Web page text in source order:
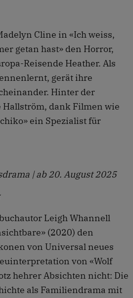
Cline in «Ich weiss,
getan hast» den Horror,
Reisende Heather. Als
gerät ihre
Hinter der
Hallström, dank Filmen wie
ein Spezialist für
| ab 20. August 2025
Leigh Whannell
(2020) den
von Universal neues
von «Wolf
hehrer Absichten nicht: Die
als Familiendrama mit